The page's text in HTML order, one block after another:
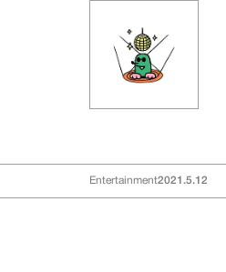
Entertainment2021.5.12